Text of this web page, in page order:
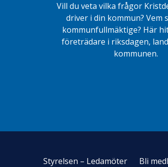
Vill du veta vilka frågor
driver i din kommun? Vem
kommunfullmäktige? Här
företrädare i riksdagen,
kommunen.
Styrelsen – Ledamöter Bli